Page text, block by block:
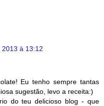
à 13:12
Eu tenho sempre tantas
sugestão, levo a receita:)
do teu delicioso blog - que